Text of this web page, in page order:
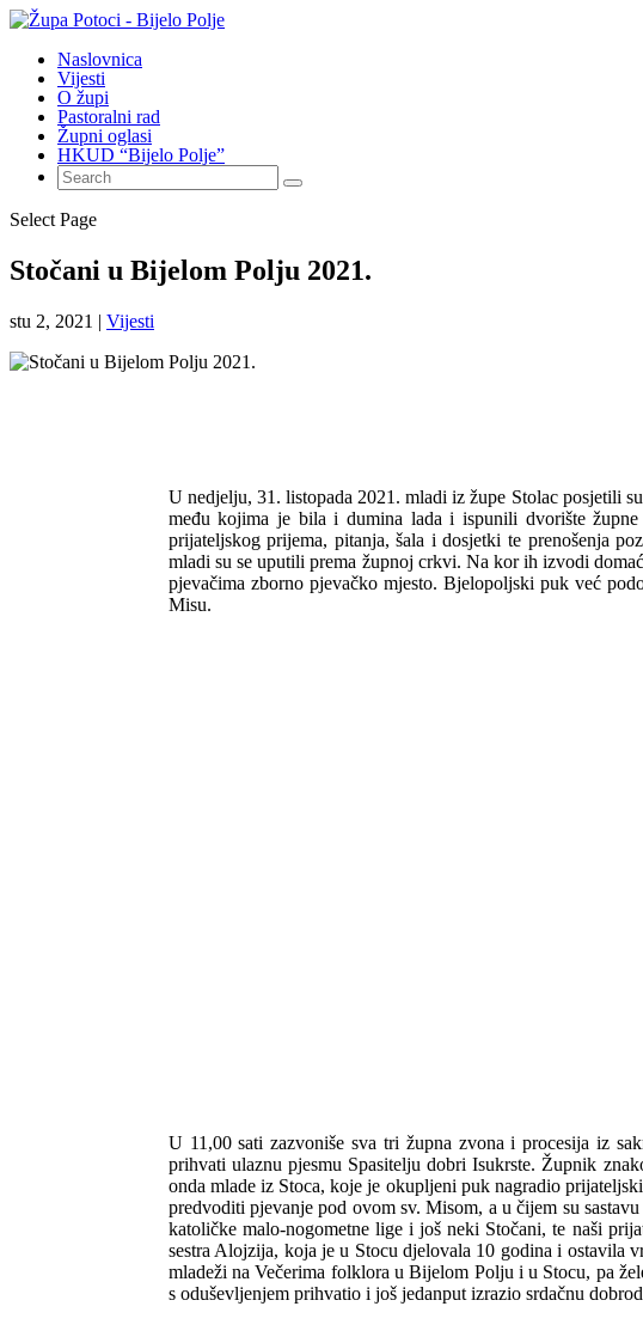
Naslovnica
Vijesti
O župi
Pastoralni rad
Župni oglasi
HKUD “Bijelo Polje”
Select Page
Stočani u Bijelom Polju 2021.
stu 2, 2021 | Vijesti
U nedjelju, 31. listopada 2021. mladi iz župe Stolac posjetili
među kojima je bila i dumina lada i ispunili dvorište
prijateljskog prijema, pitanja, šala i dosjetki te prenošenja
mladi su se uputili prema župnoj crkvi. Na kor ih izvodi
pjevačima zborno pjevačko mjesto. Bjelopoljski puk već
Misu.
U 11,00 sati zazvoniše sva tri župna zvona i procesija iz
prihvati ulaznu pjesmu Spasitelju dobri Isukrste. Župnik
onda mlade iz Stoca, koje je okupljeni puk nagradio
predvoditi pjevanje pod ovom sv. Misom, a u čijem su
katoličke malo-nogometne lige i još neki Stočani, te naši
sestra Alojzija, koja je u Stocu djelovala 10 godina i ostavila
mladeži na Večerima folklora u Bijelom Polju i u Stocu, pa
s oduševljenjem prihvatio i još jedanput izrazio srdačnu